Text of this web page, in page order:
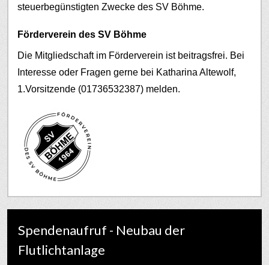
steuerbegünstigten Zwecke des SV Böhme.
Förderverein des SV Böhme
Die Mitgliedschaft im Förderverein ist beitragsfrei. Bei
Interesse oder Fragen gerne bei Katharina Altewolf,
1.Vorsitzende (01736532387) melden.
Spendenaufruf - Neubau der
Flutlichtanlage